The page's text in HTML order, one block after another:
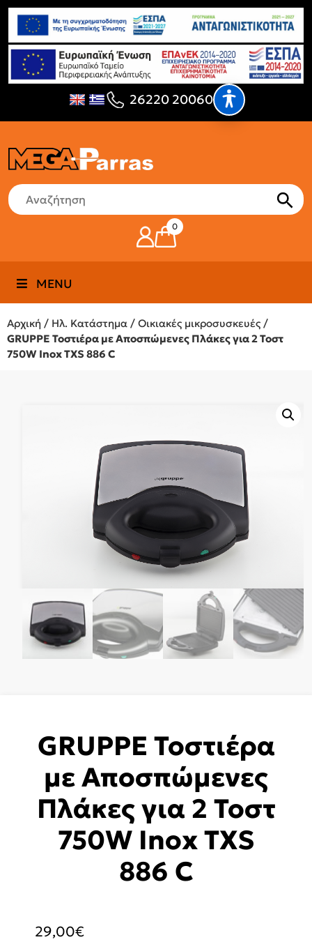
26220 20060
0
MENU
Αρχική / Ηλ. Κατάστημα / Οικιακές μικροσυσκευές /
GRUPPE Τοστιέρα με Αποσπώμενες Πλάκες για 2 Τοστ
750W Inox TXS 886 C
GRUPPE Τοστιέρα
με Αποσπώμενες
Πλάκες για 2 Τοστ
750W Inox TXS
886 C
29,00€